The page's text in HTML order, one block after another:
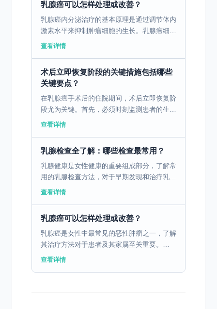
乳腺癌可以怎样处理或改善？
乳腺癌内分泌治疗的基本原理是通过调节体内
激素水平来抑制肿瘤细胞的生长。乳腺癌细胞
表面常有激素受体，如雌激素受体（ER）和
查看详情
术后立即恢复阶段的关键措施包括哪些
关键要点？
在乳腺癌手术后的住院期间，术后立即恢复阶
段尤为关键。首先，必须时刻监测患者的生命
体征，如血压、体温和心率等，以便及时发现
查看详情
乳腺检查全了解：哪些检查最常用？
乳腺健康是女性健康的重要组成部分，了解常
用的乳腺检查方法，对于早期发现和治疗乳腺
疾病至关重要。 一、乳腺X线摄影技术及其应
查看详情
乳腺癌可以怎样处理或改善？
乳腺癌是女性中最常见的恶性肿瘤之一，了解
其治疗方法对于患者及其家属至关重要。
一、早期乳腺癌的筛查与手术治疗 乳腺癌早
查看详情